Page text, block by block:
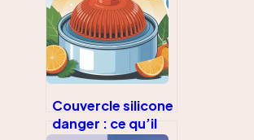
comment les
éviter
Couvercle silicone
danger : ce qu’il